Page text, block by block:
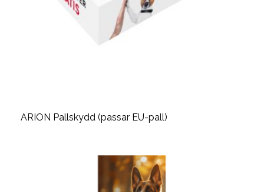
ARION Pallskydd (passar EU-pall)